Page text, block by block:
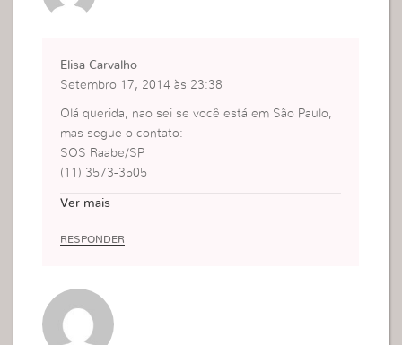
Elisa Carvalho
Setembro 17, 2014 às 23:38
Olá querida, nao sei se você está em São Paulo,
mas segue o contato:
SOS Raabe/SP
(11) 3573-3505
Ver mais
RESPONDER